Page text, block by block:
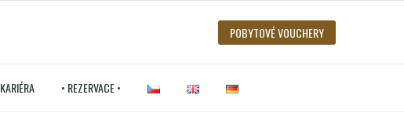
POBYTOVÉ VOUCHERY
KARIÉRA • REZERVACE •